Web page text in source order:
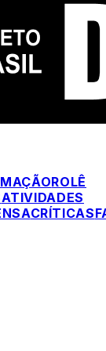
ROLÊ
ATIVIDADES
CRÍTICAS